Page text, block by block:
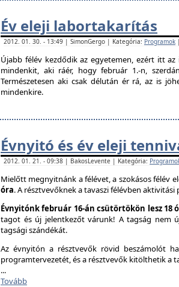
Év eleji labortakarítás
2012. 01. 30. - 13:49 | SimonGergo | Kategória: Programok |
Újabb félév kezdődik az egyetemen, ezért itt
mindenkit, aki ráér, hogy február 1.-n,
Természetesen aki csak délután ér rá, az is
mindenkire.
Évnyitó és év eleji
2012. 01. 21. - 09:38 | BakosLevente | Kategória:
Mielőtt megnyitnánk a félévet, a szokásos félév
óra. A résztvevőknek a tavaszi félévben aktivitási
Évnyitónk február 16-án csütörtökön lesz 18
tagot és új jelentkezőt várunk! A tagság nem
tagsági szándékát.
Az évnyitón a résztvevők rövid beszámolót
programtervezetét, és a résztvevők kitölthetik a
...
Tovább